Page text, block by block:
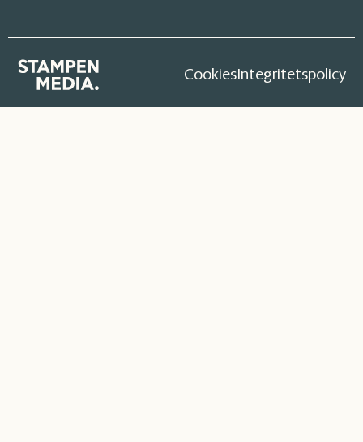
CookiesIntegritetspolicy